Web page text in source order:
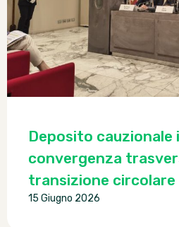
Deposito cauzionale
convergenza
transizione circolare
15 Giugno 2026